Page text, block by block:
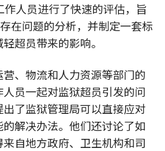
人员进行了快速的评估，旨
在问题的分析，并制定一套标
超员带来的影响。
、物流和人力资源等部门的
员一起对监狱超员引发的问
了监狱管理局可以直接应对
解决办法。他们还讨论了如
自地方政府、卫生机构和司